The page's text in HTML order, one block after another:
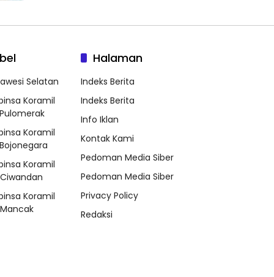
Selatan
Koramil
Koramil
Koramil
Koramil
Halaman
Indeks Berita
Indeks Berita
Info Iklan
Kontak Kami
Pedoman Media Siber
Pedoman Media Siber
Privacy Policy
Redaksi